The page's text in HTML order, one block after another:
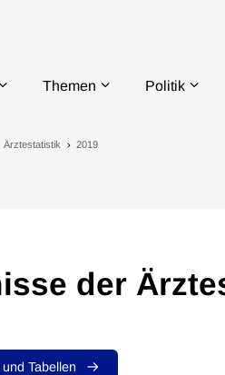
Themen Politik
Ärztestatistik 2019
der
Tabellen